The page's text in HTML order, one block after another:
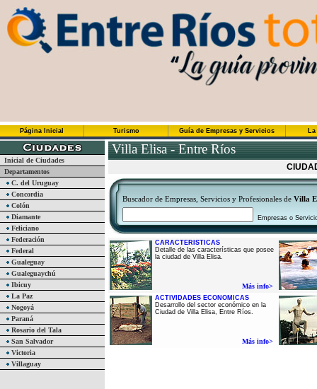
Página Inicial Turismo Guía de Empresas y Servicios
Inicial de Ciudades
Departamentos
C. del Uruguay
Concordia
Colón
Diamante
Feliciano
Federación
Federal
Gualeguay
Gualeguaychú
Ibicuy
La Paz
Nogoyá
Paraná
Rosario del Tala
San Salvador
Victoria
Villaguay
Villa Elisa - Entre Ríos
Buscador de Empresas, Servicios y Profesionales de Villa
Empresas o
CARACTERISTICAS
Detalle de las características que posee
la ciudad de Villa Elisa.
Más info>
ACTIVIDADES ECONOMICAS
Desarrollo del sector económico en la
Ciudad de Villa Elisa, Entre Ríos.
Más info>